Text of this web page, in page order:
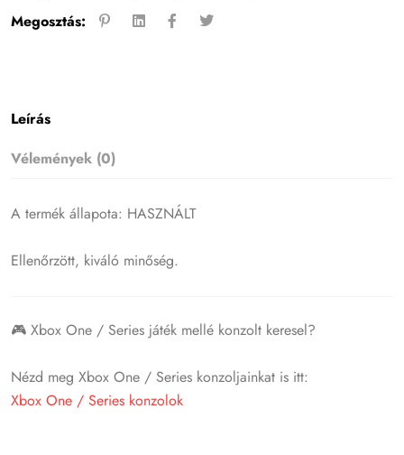
Megosztás:
Leírás
Vélemények (0)
A termék állapota: HASZNÁLT
Ellenőrzött, kiváló minőség.
🎮 Xbox One / Series játék mellé konzolt keresel?
Nézd meg Xbox One / Series konzoljainkat is itt:
Xbox One / Series konzolok